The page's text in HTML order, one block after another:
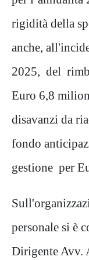
rigidità della
anche,
2025, del
Euro 6,8
disavanzi da
fondo
gestione per
personale si è
Dirigente Avv.